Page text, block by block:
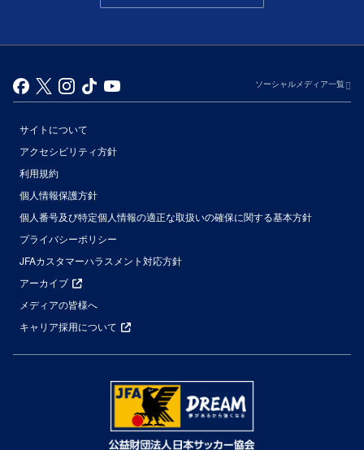
ソーシャルメディア一覧
サイトについて
アクセシビリティ方針
利用規約
個人情報保護方針
個人番号及び特定個人情報の適正な取扱いの確保に関する基本方針
プライバシーポリシー
JFAカスタマーハラスメント対応方針
アーカイブ
メディアの皆様へ
キャリア採用について